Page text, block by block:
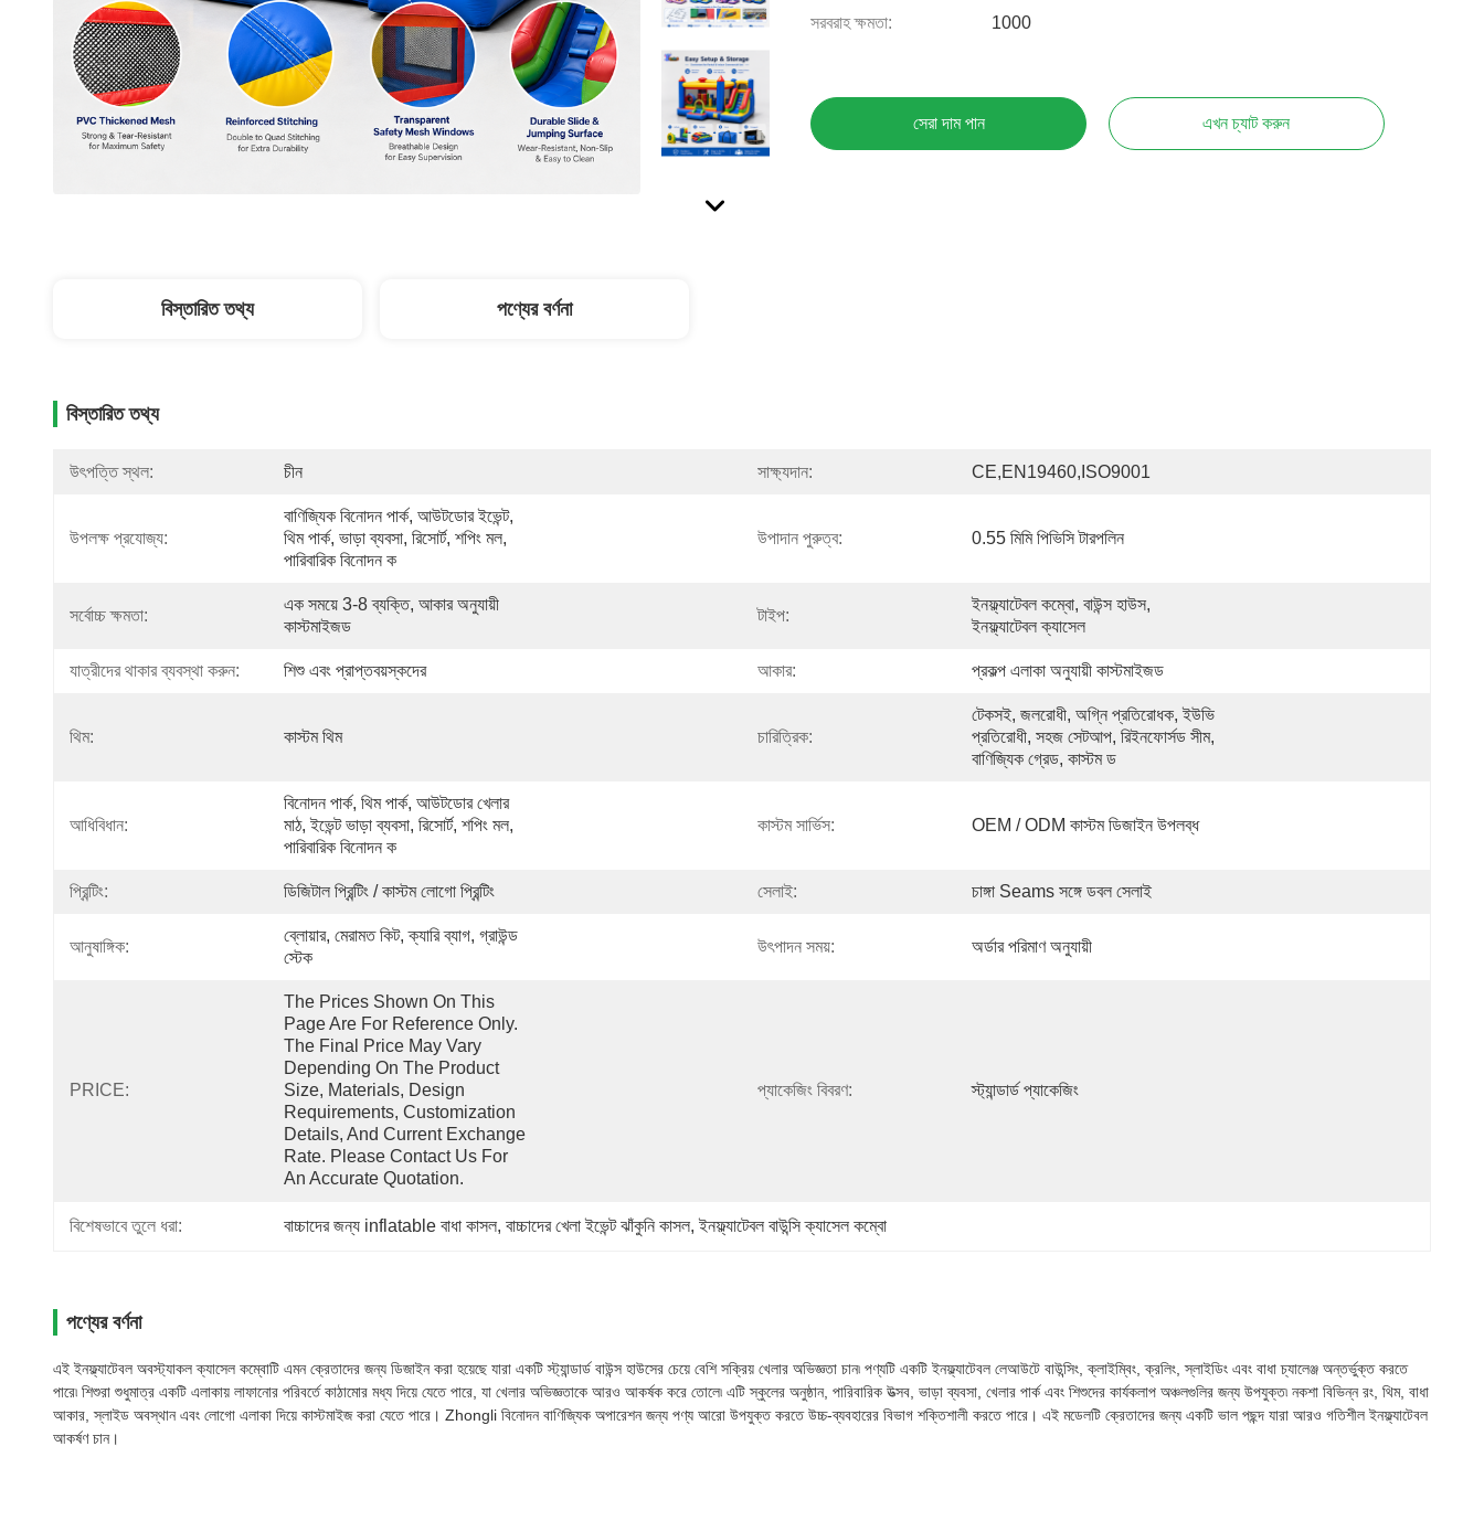
সরবরাহ ক্ষমতা: 1000
সেরা দাম পান এখন চ্যাট করুন
বিস্তারিত তথ্য পণ্যের বর্ণনা
বিস্তারিত তথ্য
উৎপত্তি স্থল: চীন সাক্ষ্যদান: CE,EN19460,ISO9001
উপলক্ষ প্রযোজ্য:
বাণিজ্যিক বিনোদন পার্ক, আউটডোর ইভেন্ট,
থিম পার্ক, ভাড়া ব্যবসা, রিসোর্ট, শপিং মল,
পারিবারিক বিনোদন ক
উপাদান পুরুত্ব: 0.55 মিমি পিভিসি টারপলিন
সর্বোচ্চ ক্ষমতা:
এক সময়ে 3-8 ব্যক্তি, আকার অনুযায়ী
কাস্টমাইজড
টাইপ:
ইনফ্ল্যাটেবল কম্বো, বাউন্স হাউস,
ইনফ্ল্যাটেবল ক্যাসেল
যাত্রীদের থাকার ব্যবস্থা করুন: শিশু এবং প্রাপ্তবয়স্কদের আকার: প্রকল্প এলাকা অনুযায়ী কাস্টমাইজড
থিম: কাস্টম থিম চারিত্রিক:
টেকসই, জলরোধী, অগ্নি প্রতিরোধক, ইউভি
প্রতিরোধী, সহজ সেটআপ, রিইনফোর্সড সীম,
বাণিজ্যিক গ্রেড, কাস্টম ড
আধিবিধান:
বিনোদন পার্ক, থিম পার্ক, আউটডোর খেলার
মাঠ, ইভেন্ট ভাড়া ব্যবসা, রিসোর্ট, শপিং মল,
পারিবারিক বিনোদন ক
কাস্টম সার্ভিস: OEM / ODM কাস্টম ডিজাইন উপলব্ধ
প্রিন্টিং: ডিজিটাল প্রিন্টিং / কাস্টম লোগো প্রিন্টিং সেলাই: চাঙ্গা Seams সঙ্গে ডবল সেলাই
আনুষাঙ্গিক:
ব্লোয়ার, মেরামত কিট, ক্যারি ব্যাগ, গ্রাউন্ড
স্টেক
উৎপাদন সময়: অর্ডার পরিমাণ অনুযায়ী
PRICE:
The Prices Shown On This
Page Are For Reference Only.
The Final Price May Vary
Depending On The Product
Size, Materials, Design
Requirements, Customization
Details, And Current Exchange
Rate. Please Contact Us For
An Accurate Quotation.
প্যাকেজিং বিবরণ: স্ট্যান্ডার্ড প্যাকেজিং
বিশেষভাবে তুলে ধরা: বাচ্চাদের জন্য inflatable বাধা কাসল, বাচ্চাদের খেলা ইভেন্ট ঝাঁকুনি কাসল, ইনফ্ল্যাটেবল বাউন্সি ক্যাসেল কম্বো
পণ্যের বর্ণনা
এই ইনফ্ল্যাটেবল অবস্ট্যাকল ক্যাসেল কম্বোটি এমন ক্রেতাদের জন্য ডিজাইন করা হয়েছে যারা একটি স্ট্যান্ডার্ড বাউন্স হাউসের চেয়ে বেশি সক্রিয় খেলার অভিজ্ঞতা চান৷ পণ্যটি একটি ইনফ্ল্যাটেবল লেআউটে বাউন্সিং, ক্লাইম্বিং, ক্রলিং, স্লাইডিং এবং বাধা চ্যালেঞ্জ অন্তর্ভুক্ত করতে
পারে৷ শিশুরা শুধুমাত্র একটি এলাকায় লাফানোর পরিবর্তে কাঠামোর মধ্য দিয়ে যেতে পারে, যা খেলার অভিজ্ঞতাকে আরও আকর্ষক করে তোলে৷ এটি স্কুলের অনুষ্ঠান, পারিবারিক উত্সব, ভাড়া ব্যবসা, খেলার পার্ক এবং শিশুদের কার্যকলাপ অঞ্চলগুলির জন্য উপযুক্ত৷ নকশা বিভিন্ন রং, থিম, বাধা
আকার, স্লাইড অবস্থান এবং লোগো এলাকা দিয়ে কাস্টমাইজ করা যেতে পারে। Zhongli বিনোদন বাণিজ্যিক অপারেশন জন্য পণ্য আরো উপযুক্ত করতে উচ্চ-ব্যবহারের বিভাগ শক্তিশালী করতে পারে। এই মডেলটি ক্রেতাদের জন্য একটি ভাল পছন্দ যারা আরও গতিশীল ইনফ্ল্যাটেবল
আকর্ষণ চান।